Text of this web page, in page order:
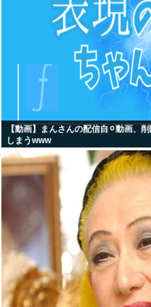
【動画】まんさんの配信自⚪︎動画、
しまうwww